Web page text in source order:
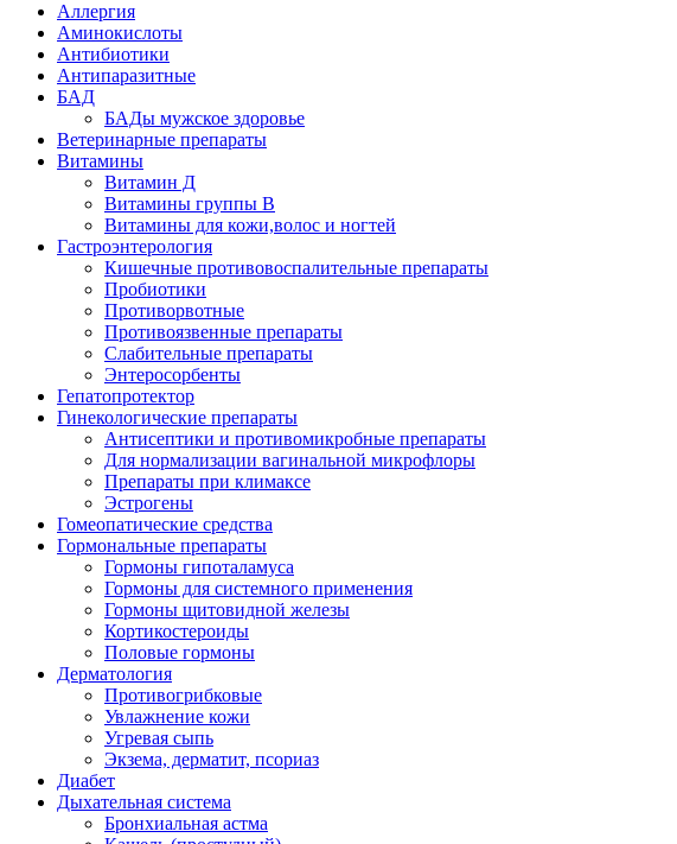
Аллергия
Аминокислоты
Антибиотики
Антипаразитные
БАД
БАДы мужское здоровье
Ветеринарные препараты
Витамины
Витамин Д
Витамины группы В
Витамины для кожи,волос и ногтей
Гастроэнтерология
Кишечные противовоспалительные препараты
Пробиотики
Противорвотные
Противоязвенные препараты
Слабительные препараты
Энтеросорбенты
Гепатопротектор
Гинекологические препараты
Антисептики и противомикробные препараты
Для нормализации вагинальной микрофлоры
Препараты при климаксе
Эстрогены
Гомеопатические средства
Гормональные препараты
Гормоны гипоталамуса
Гормоны для системного применения
Гормоны щитовидной железы
Кортикостероиды
Половые гормоны
Дерматология
Противогрибковые
Увлажнение кожи
Угревая сыпь
Экзема, дерматит, псориаз
Диабет
Дыхательная система
Бронхиальная астма